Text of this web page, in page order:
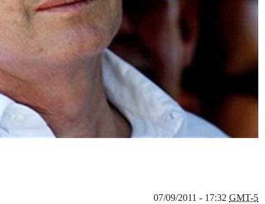
07/09/2011 - 17:32 GMT-5